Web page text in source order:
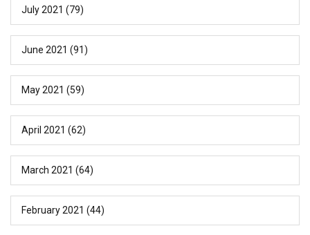
July 2021 (79)
June 2021 (91)
May 2021 (59)
April 2021 (62)
March 2021 (64)
February 2021 (44)